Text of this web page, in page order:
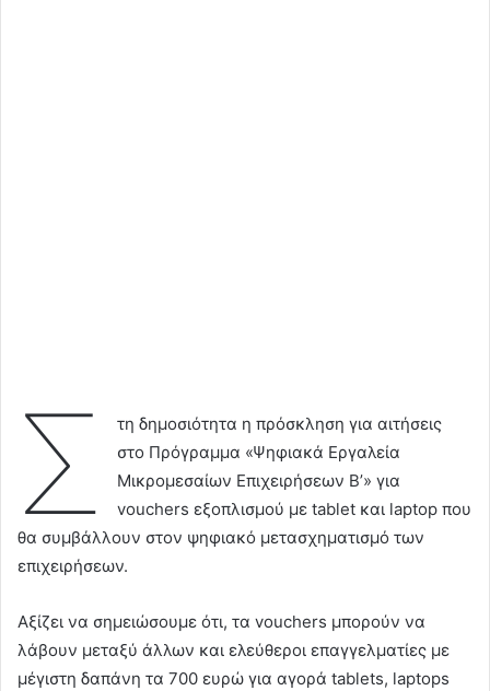
Σ
τη δημοσιότητα η πρόσκληση για αιτήσεις
στο Πρόγραμμα «Ψηφιακά Εργαλεία
Mικρομεσαίων Eπιχειρήσεων Β’» για
vouchers εξοπλισμού με tablet και laptop που
θα συμβάλλουν στον ψηφιακό μετασχηματισμό των
επιχειρήσεων.
Αξίζει να σημειώσουμε ότι, τα vouchers μπορούν να
λάβουν μεταξύ άλλων και ελεύθεροι επαγγελματίες με
μέγιστη δαπάνη τα 700 ευρώ για αγορά tablets, laptops